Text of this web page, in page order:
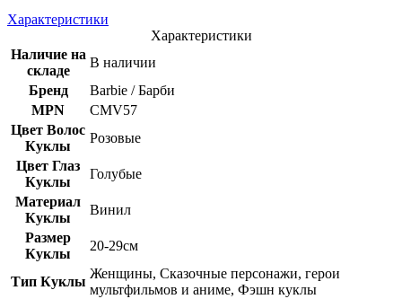
Характеристики
Характеристики
Наличие на
складе
В наличии
Бренд
Barbie / Барби
MPN
CMV57
Цвет Волос
Куклы
Розовые
Цвет Глаз
Куклы
Голубые
Материал
Куклы
Винил
Размер
Куклы
20-29см
Тип Куклы
Женщины, Сказочные персонажи, герои
мультфильмов и аниме, Фэшн куклы